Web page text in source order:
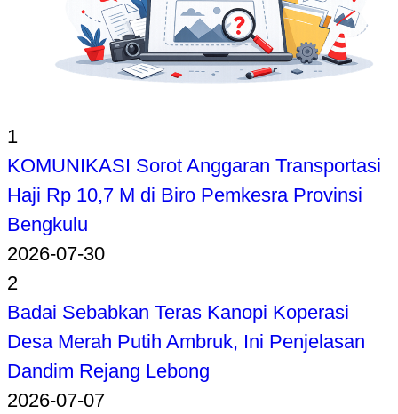
1
KOMUNIKASI Sorot Anggaran Transportasi
Haji Rp 10,7 M di Biro Pemkesra Provinsi
Bengkulu
2026-07-30
2
Badai Sebabkan Teras Kanopi Koperasi
Desa Merah Putih Ambruk, Ini Penjelasan
Dandim Rejang Lebong
2026-07-07